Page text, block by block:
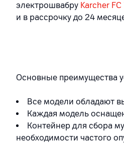
электрошвабру Karcher
и в рассрочку до 24
Основные преимущества
Все модели обладают
Каждая модель
Контейнер для сбора
необходимости частого